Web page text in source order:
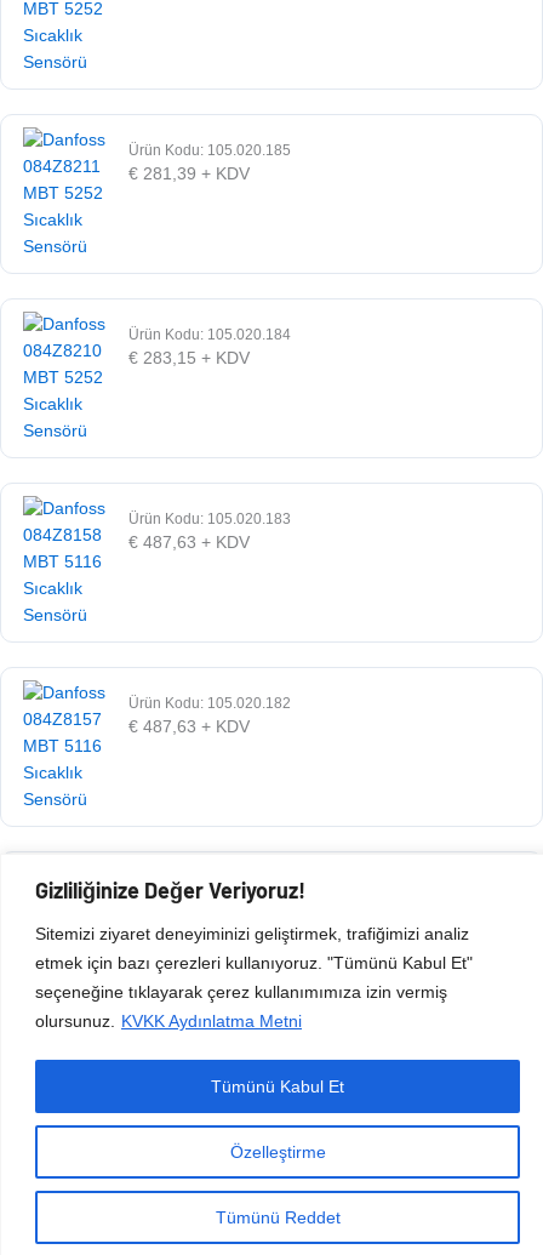
Gizliliğinize Değer Veriyoruz!
Sitemizi ziyaret deneyiminizi geliştirmek, trafiğimizi analiz
etmek için bazı çerezleri kullanıyoruz. "Tümünü Kabul Et"
seçeneğine tıklayarak çerez kullanımımıza izin vermiş
olursunuz.
KVKK Aydınlatma Metni
Özelleştirme
Tümünü Reddet
Tümünü Kabul Et
Ürün Kodu: 105.020.185
€ 281,39 + KDV
Ürün Kodu: 105.020.184
€ 283,15 + KDV
Ürün Kodu: 105.020.183
€ 487,63 + KDV
Ürün Kodu: 105.020.182
€ 487,63 + KDV
Ürün Kodu: 105.020.181